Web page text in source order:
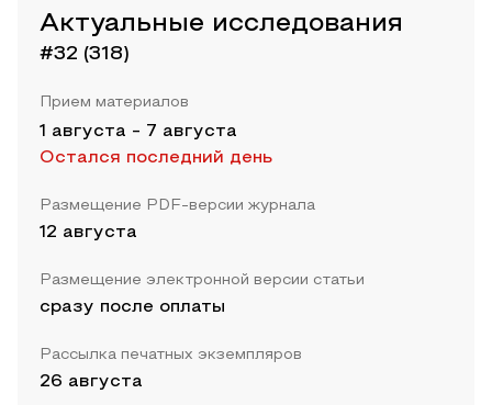
Актуальные исследования
#32 (318)
Прием материалов
1 августа - 7 августа
Остался последний день
Размещение PDF-версии журнала
12 августа
Размещение электронной версии статьи
сразу после оплаты
Рассылка печатных экземпляров
26 августа